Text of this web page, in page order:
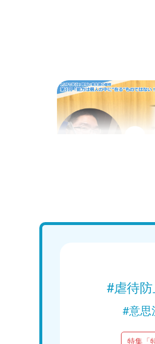
「能力は個人の中
#虐待防
#意思
特集「